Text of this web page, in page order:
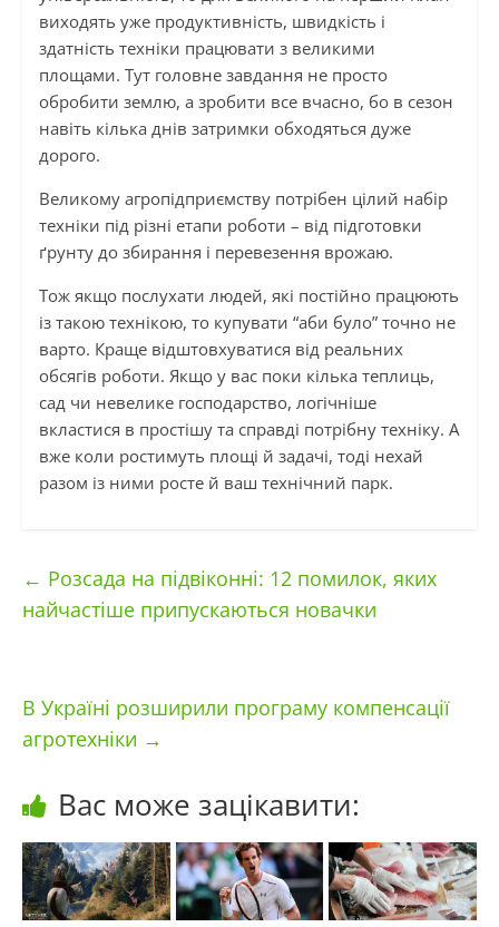
виходять уже продуктивність, швидкість і
здатність техніки працювати з великими
площами. Тут головне завдання не просто
обробити землю, а зробити все вчасно, бо в сезон
навіть кілька днів затримки обходяться дуже
дорого.
Великому агропідприємству потрібен цілий набір
техніки під різні етапи роботи – від підготовки
ґрунту до збирання і перевезення врожаю.
Тож якщо послухати людей, які постійно працюють
із такою технікою, то купувати “аби було” точно не
варто. Краще відштовхуватися від реальних
обсягів роботи. Якщо у вас поки кілька теплиць,
сад чи невелике господарство, логічніше
вкластися в простішу та справді потрібну техніку. А
вже коли ростимуть площі й задачі, тоді нехай
разом із ними росте й ваш технічний парк.
← Розсада на підвіконні: 12 помилок, яких
найчастіше припускаються новачки
В Україні розширили програму компенсації
агротехніки →
Вас може зацікавити: